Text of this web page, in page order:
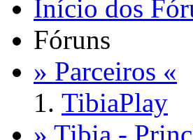
Início dos
Fóruns
» Parceiros «
TibiaPlay
» Tibia -